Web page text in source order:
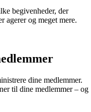
begivenheder, der
agerer og meget mere.
dine medlemmer.
til dine medlemmer – og